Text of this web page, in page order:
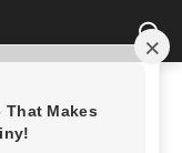
tự hào khoe có...